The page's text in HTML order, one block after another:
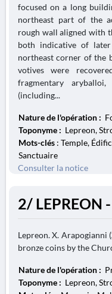
focused on a long
northeast part of the
rough wall aligned with
both indicative of
northeast corner of the
votives were
fragmentary
(including...
Nature de l'opération :
Toponyme : Lepreon,
Mots-clés : Temple,
Sanctuaire
Consulter la notice
2/ LEPREON
Lepreon. X. Arapogianni
bronze coins by the
Nature de l'opération :
Toponyme : Lepreon,